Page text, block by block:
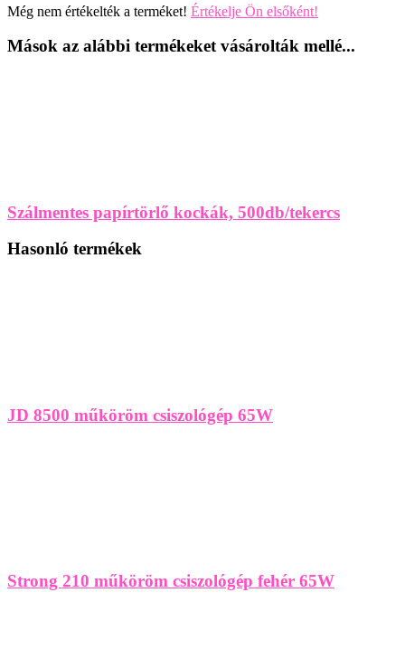
Még nem értékelték a terméket! Értékelje Ön elsőként!
Mások az alábbi termékeket vásárolták mellé...
Szálmentes papírtörlő kockák, 500db/tekercs
Hasonló termékek
JD 8500 műköröm csiszológép 65W
Strong 210 műköröm csiszológép fehér 65W